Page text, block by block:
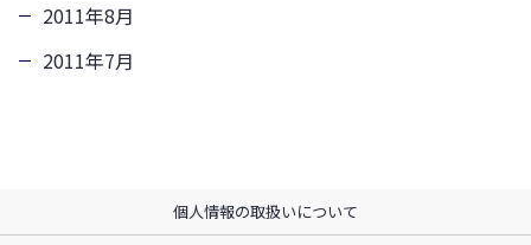
2011年8月
2011年7月
個人情報の取扱いについて